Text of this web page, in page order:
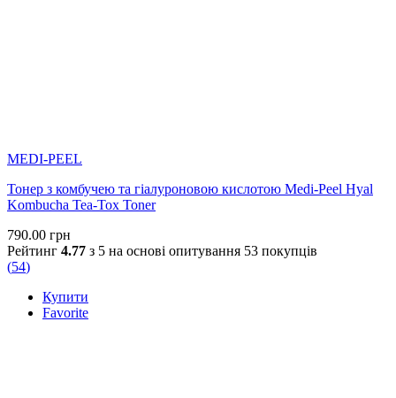
MEDI-PEEL
Тонер з комбучею та гіалуроновою кислотою Medi-Peel Hyal
Kombucha Tea-Tox Toner
790.00 грн
Рейтинг 4.77 з 5 на основі опитування 53 покупців
(54)
Купити
Favorite